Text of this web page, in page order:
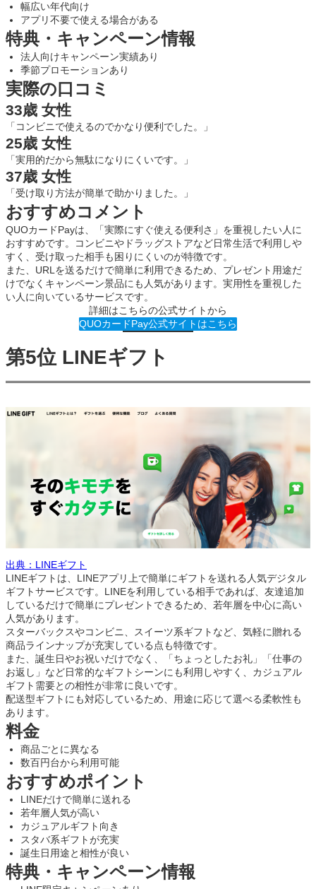
幅広い年代向け
アプリ不要で使える場合がある
特典・キャンペーン情報
法人向けキャンペーン実績あり
季節プロモーションあり
実際の口コミ
33歳 女性
「コンビニで使えるのでかなり便利でした。」
25歳 女性
「実用的だから無駄になりにくいです。」
37歳 女性
「受け取り方法が簡単で助かりました。」
おすすめコメント
QUOカードPayは、「実際にすぐ使える便利さ」を重視したい人に
おすすめです。コンビニやドラッグストアなど日常生活で利用しや
すく、受け取った相手も困りにくいのが特徴です。
また、URLを送るだけで簡単に利用できるため、プレゼント用途だ
けでなくキャンペーン景品にも人気があります。実用性を重視した
い人に向いているサービスです。
詳細はこちらの公式サイトから
QUOカードPay公式サイトはこちら
第5位 LINEギフト
出典：LINEギフト
LINEギフトは、LINEアプリ上で簡単にギフトを送れる人気デジタル
ギフトサービスです。LINEを利用している相手であれば、友達追加
しているだけで簡単にプレゼントできるため、若年層を中心に高い
人気があります。
スターバックスやコンビニ、スイーツ系ギフトなど、気軽に贈れる
商品ラインナップが充実している点も特徴です。
また、誕生日やお祝いだけでなく、「ちょっとしたお礼」「仕事の
お返し」など日常的なギフトシーンにも利用しやすく、カジュアル
ギフト需要との相性が非常に良いです。
配送型ギフトにも対応しているため、用途に応じて選べる柔軟性も
あります。
料金
商品ごとに異なる
数百円台から利用可能
おすすめポイント
LINEだけで簡単に送れる
若年層人気が高い
カジュアルギフト向き
スタバ系ギフトが充実
誕生日用途と相性が良い
特典・キャンペーン情報